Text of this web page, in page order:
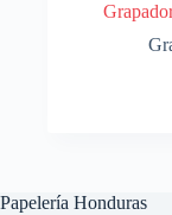
Papelería Honduras